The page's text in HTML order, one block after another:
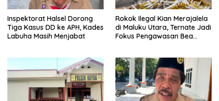
Inspektorat Halsel Dorong
Tiga Kasus DD ke APH, Kades
Labuha Masih Menjabat
Rokok Ilegal Kian Merajalela
di Maluku Utara, Ternate Jadi
Fokus Pengawasan Bea